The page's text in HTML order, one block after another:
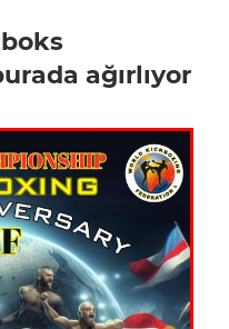
ağırlıyor